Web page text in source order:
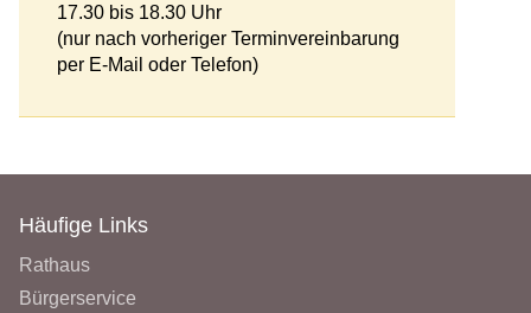
17.30 bis 18.30 Uhr
(nur nach vorheriger Terminvereinbarung
per E-Mail oder Telefon)
Häufige Links
Rathaus
Bürgerservice